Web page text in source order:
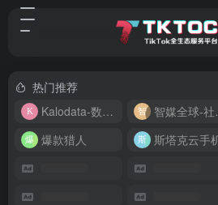
热门推荐
Kalodata-数据分析平台
智
爆款猎人
斯塔克云手